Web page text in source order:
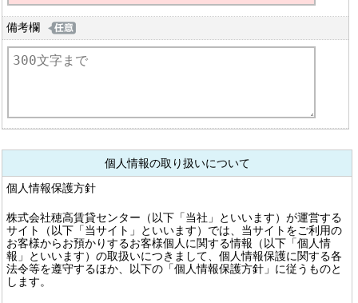
備考欄
個人情報の取り扱いについて
個人情報保護方針
株式会社穂高賃貸センター（以下「当社」といいます）が運営する
サイト（以下「当サイト」といいます）では、当サイトをご利用の
お客様からお預かりするお客様個人に関する情報（以下「個人情
報」といいます）の取扱いにつきまして、個人情報保護に関する各
法令等を遵守するほか、以下の「個人情報保護方針」に従うものと
します。